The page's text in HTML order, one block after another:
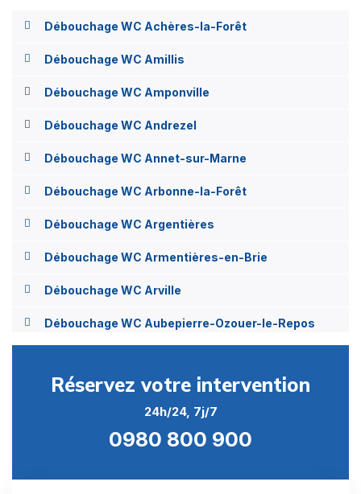
Débouchage WC Achères-la-Forêt
Débouchage WC Amillis
Débouchage WC Amponville
Débouchage WC Andrezel
Débouchage WC Annet-sur-Marne
Débouchage WC Arbonne-la-Forêt
Débouchage WC Argentières
Débouchage WC Armentières-en-Brie
Débouchage WC Arville
Débouchage WC Aubepierre-Ozouer-le-Repos
Débouchage WC Augers-en-Brie
Débouchage WC Aulnoy
Réservez votre intervention
24h/24, 7j/7
0980 800 900